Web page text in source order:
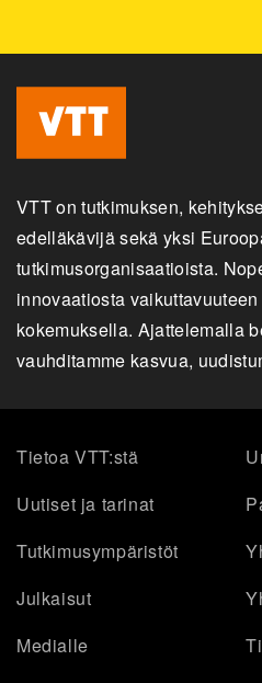
VTT on tutkimuksen,
edelläkävijä sekä yksi
tutkimusorganisaatioista.
innovaatiosta
kokemuksella. Ajattelemalla
vauhditamme kasvua,
Tietoa VTT:stä
Uutiset ja tarinat
Tutkimusympäristöt
Julkaisut
Medialle